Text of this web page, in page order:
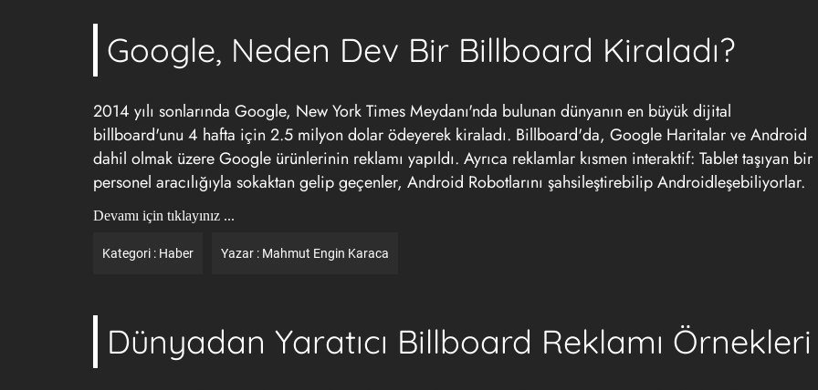
Google, Neden Dev Bir Billboard Kiraladı?
2014 yılı sonlarında Google, New York Times Meydanı'nda bulunan dünyanın en büyük dijital
billboard'unu 4 hafta için 2.5 milyon dolar ödeyerek kiraladı. Billboard'da, Google Haritalar ve Android
dahil olmak üzere Google ürünlerinin reklamı yapıldı. Ayrıca reklamlar kısmen interaktif: Tablet taşıyan bir
personel aracılığıyla sokaktan gelip geçenler, Android Robotlarını şahsileştirebilip Androidleşebiliyorlar.
Devamı için tıklayınız ...
Kategori : Haber Yazar : Mahmut Engin Karaca
Dünyadan Yaratıcı Billboard Reklamı Örnekleri